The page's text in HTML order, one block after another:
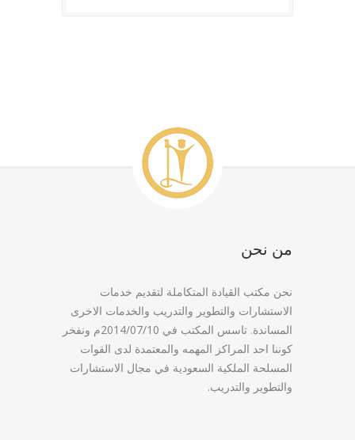
من نحن
نحن مكتب القيادة المتكاملة لتقديم خدمات
الاستشارات والتطوير والتدريب والخدمات الاخرى
المساندة. تاسس المكتب في 2014/07/10م ونفخر
كوننا احد المراكز المهمه والمعتمدة لدى القوات
المسلحة الملكية السعودية في مجال الاستشارات
والتطوير والتدريب.